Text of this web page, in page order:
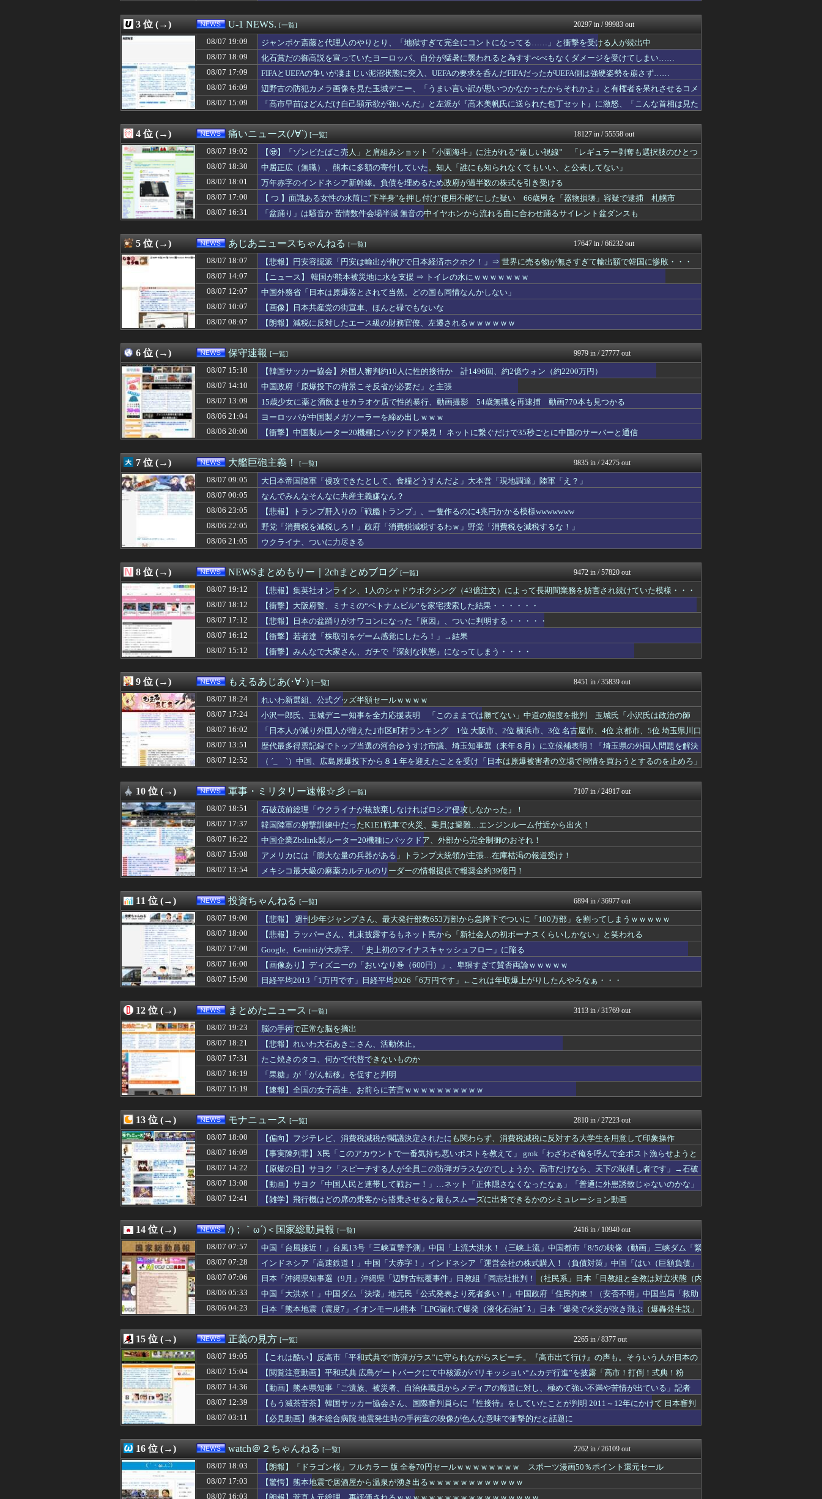
08/07 18:08
【！】左派「広島平和式典で女子児童を警察が取り押さえて無理矢理、排除しました！...
政経ワロスまとめニュース♪
08/07 18:07
【悲報】円安容認派「円安は輸出が伸びで日本経済ホクホク！」⇒ 世界に売る物が無...
あじあニュースちゃんねる
08/07 18:05
危険物乙4さん合格率30%の難関試験になる
ふぇー速
【朗報】「ドラゴン桜」フルカラー 版 全巻70円セールｗｗｗｗｗｗｗｗ スポー...
watch＠２ちゃんねる
08/07 18:01
万年赤字のインドネシア新幹線。負債を埋めるため政府が過半数の株式を引き受ける
痛いニュース(ﾉ∀`)
08/07 18:00
【悲報】ラッパーさん、札束披露するもネット民から「新社会人の初ボーナスくらいし...
投資ちゃんねる
08/07 18:00
【人口】日本人が減り「外国人が増えた」市区町村ランキング…5位は埼玉県川口市、...
黒マッチョニュース
08/07 18:00
中国外交部「日本は被害者面やめて、原爆落とされた状況を反省すべき」
オレ的ゲーム速報＠刃
08/07 18:00
【偏向】フジテレビ、消費税減税が閣議決定されたにも関わらず、消費税減税に反対す...
モナニュース
08/07 18:00
【人口】日本人が減り「外国人が増えた」市区町村ランキング…5位は埼玉県川口市、...
みそパンNEWS
08/07 18:00
コンゴ民主、銅・コバルト精鉱の輸出禁止 国内加工促進へ
常識的に考えた
08/07 18:00
文在寅、航空未経験の娘婿を重役にして収賄で起訴された
ネトウヨにゅーす
08/07 17:55
中国にて、誰も欲しがらないEVを「売れたこと」にして補助金を騙し取る事案が横行...
国難にあってもの申す！！
08/07 17:51
ALLDOCUBEの新型8.8インチタブレット｢iPlay 80 mini T...
理想ちゃんねる
08/07 17:40
X民「クレーンゲームで飲むヨーグルト取れた！ちゃんと冷蔵庫で冷やされてたし問題...
オレ的ゲーム速報＠刃
08/07 17:37
韓国陸軍の射撃訓練中だったK1E1戦車で火災、乗員は避難…エンジンルーム付近か...
軍事・ミリタリー速報☆彡
08/07 17:31
たこ焼きのタコ、何かで代替できないものか
まとめたニュース
08/07 17:30
【物議】『みいちゃん』が現実で蔑称化？近大准教授「文化芸術は人を傷つけてもよい...
アルファルファモザイク＠ネ...
08/07 17:24
小沢一郎氏、玉城デニー知事を全力応援表明 「このままでは勝てない」中道の態度を...
もえるあじあ(･∀･)
08/07 17:20
『拳闘暗黒伝セスタス』全巻「70％オフ」セール！全15巻「11,385円」→「...
オレ的ゲーム速報＠刃
08/07 17:20
【東スポ】 韓国サッカー協会 審判への性接待報道にＳＮＳ紛糾「徹底追及」「２０...
キムチ速報
いつもの自分発のブーム 〜 米国・欧州でも「韓国旅行」ブーム
反日愚国 恨寓瘻
【悲報】日本の盆踊りがオワコンになった『原因』、ついに判明する・・・・・
NEWSまとめもりー｜2c...
08/07 17:10
【速報】万年赤字のインドネシア新幹線。負債を埋めるため政府が過半数の株式を引き...
08/07 17:09
親に反抗して全く勉強しなかった俺の末路
08/07 17:09
FIFAとUEFAの争いが凄まじい泥沼状態に突入、UEFAの要求を呑んだFIF...
U-1 NEWS.
08/07 17:08
【動画】熊本病院、地震の中での手術映像がヤバすぎる → 医療機器が飛び交う激震...
08/07 17:06
百田尚樹「今、日本という家は、自ら玄関を開けて招き入れた客によって家の中が無茶...
08/07 17:03
【驚愕】熊本地震で居酒屋から温泉が湧き出るｗｗｗｗｗｗｗｗｗｗｗｗ
watch＠２ちゃんねる
08/07 17:02
【地震】東京、ドンっと揺れた地震は震度2
常識的に考えた
08/07 17:00
ホロライブ超人気VTuberさん、劇場版『メイドインアビス 目覚める神秘』の主...
オレ的ゲーム速報＠刃
08/07 17:00
【ねこ】トイレ後の“テンション爆上げ”はなぜ起こる？ 猫のトイレハイ体験談＆獣...
常識的に考えた
08/07 17:00
【 つ 】面識ある女性の水筒に"下半身"を押し付け"使用不能"にした疑い 66...
痛いニュース(ﾉ∀`)
08/07 17:00
中居正広（無職）、熊本に多額の寄付していた。知人「誰にも知られなくてもいい、と...
08/07 17:00
【京都】女性の脳腫瘍摘出手術で誤って“腫瘍の無い部位”を摘出 脳幹など損傷受け...
みそパンNEWS
08/07 17:00
Google、Geminiが大赤字、「史上初のマイナスキャッシュフロー」に陥る
投資ちゃんねる
08/07 16:41
プログラミングやりたい。人生を変えるために
かせまと！
08/07 16:31
「盆踊り」は騒音か 苦情数件会場半減 無音の中イヤホンから流れる曲に合わせ踊る...
08/07 16:30
【投資の闇】「銀行なら安心」と思って買った投資信託、11年後に確認した結果……
アルファルファモザイク＠ネ...
08/07 16:29
トランプ氏、「出産旅行」禁じる大統領令 米国籍取得を目的とした中国人らの渡米を...
日本第一！ニュース録
08/07 16:26
映画｢ちいかわ 人魚の島のひみつ｣公開14日間で興行収入50億円突破 最終興収...
理想ちゃんねる
08/07 16:22
中国企業Zbtlink製ルーター20機種にバックドア、外部から完全制御のおそれ...
軍事・ミリタリー速報☆彡
「果糖」が「がん転移」を促すと判明
まとめたニュース
08/07 16:12
【衝撃】若者達「株取引をゲーム感覚にしたろ！」→結果
NEWSまとめもりー｜2c...
08/07 16:10
【速報】熊本県知事、オールドメディアの被災者、遺族への取材に怒り「極めて強い不...
08/07 16:09
辺野古の防犯カメラ画像を見た玉城デニー、「うまい言い訳が思いつかなかったからそ...
U-1 NEWS.
08/07 16:09
【事実陳列罪】X民「このアカウントで一番気持ち悪いポストを教えて」 grok「...
08/07 16:05
「部活辞めたい」て教師に言うと。。。
ふぇー速
08/07 16:03
【朗報】菅直人元総理、再評価されるｗｗｗｗｗｗｗｗｗｗｗｗｗｗｗｗｗｗ
08/07 16:02
「日本人が減り外国人が増えた｣市区町村ランキング 1位 大阪市、2位 横浜市、...
もえるあじあ(･∀･)
08/07 16:01
【福岡】3年間で2億6500万円 福岡県議会「海外視察費」公表
08/07 16:00
森山裕・自民党前幹事長が明かした対中外交の大失態「高市総理の“個人的なSNS投...
08/07 16:00
かつて650万部を誇った「週刊少年ジャンプ」、発行部数が初の100万部割れ
常識的に考えた
08/07 16:00
【画像あり】ディズニーの「おいなり巻（600円）」、卑猥すぎて賛否両論ｗｗｗｗ...
投資ちゃんねる
08/07 16:00
【画像】国連、初の女性総長が誕生か この2人の一騎打ちになりそう
オレ的ゲーム速報＠刃
08/07 15:55
韓国サッカー協会 2011～12年に国際審判員らを性接待 ［8/7］
国難にあってもの申す！！
08/07 15:43
介護職だけどストレスでマジで辞めたい
08/07 15:40
韓国と台湾の輸出額ともに初の日本超え 26年上期、AI特需の恩恵で差
にゅーすアルー！
08/07 15:33
愛煙家・岸谷蘭丸「喫煙者の権利がマジで侵害されてる」と私見 「いくら税金を我々...
痛いニュース(ﾉ∀`)
08/07 15:29
8万が12万円「とても払えず」 相次ぐ家賃値上げ、どうすれば
日本第一！ニュース録
08/07 15:20
【Money1】 韓国「信用赦免を何回やっても、何回やっても」⇒ 257万人赦...
キムチ速報
08/07 15:19
【速報】全国の女子高生、お前らに苦言ｗｗｗｗｗｗｗｗｗｗ
まとめたニュース
08/07 15:19
北海道江別大学生殺人事件、主犯格の川口被告(19)に無期懲役の判決
ガハろぐNewsヽ(･ω･...
08/07 15:13
増量ファミチキ食ったか？(´・ω・｀)
理想ちゃんねる
08/07 15:12
【衝撃】みんなで大家さん、ガチで『深刻な状態』になってしまう・・・・
NEWSまとめもりー｜2c...
08/07 15:10
【韓国サッカー協会】外国人審判約10人に性的接待か 計1496回、約2億ウォン...
08/07 15:10
【速報】エッセイスト「原爆を二度と使わせてはならない」→リプ「もちろん中国の核...
おーるじゃんる
08/07 15:09
「高市早苗はどんだけ自己顕示欲が強いんだ」と左派が『高木美帆氏に送られた包丁セ...
U-1 NEWS.
08/07 15:08
アメリカには「膨大な量の兵器がある」トランプ大統領が主張…在庫枯渇の報道受け！
08/07 15:04
【閲覧注意動画】平和式典 広島ゲートパークにて中核派がバリキッショい“ムカデ行...
正義の見方
08/07 15:04
親の遺産でニート最高れす(^q^)
ふぇー速
08/07 15:03
「オーバーロード」という絵師の力で硬派ファンタジーと誤解させ人気出たなろう作品...
watch＠２ちゃんねる
08/07 15:00
任天堂、熊本地震を受け製品修理は無償対応（災害救助法適用地域） 義援金5000...
常識的に考えた
08/07 15:00
【悲報】生成AI、メモリやSSDだけでなく「マザーボード」まで値上げさせてしま...
オレ的ゲーム速報＠刃
08/07 15:00
【速報】江別大学生暴行死 “主犯格”の特定少年・川口侑斗被告に「無期懲役」の判...
みそパンNEWS
08/07 15:00
日経平均2013「1万円です」日経平均2026「6万円です」←これは年収爆上が...
投資ちゃんねる
08/07 14:55
韓国陸軍 砲撃訓練中のK1E1戦車で火災…軍「人的被害なし」 ［8/7］
国難にあってもの申す！！
08/07 14:40
トランプ氏、「出産旅行」禁じる大統領令 米国籍取得を目的とした中国人らの渡米を...
08/07 14:36
【動画】熊本県知事「ご遺族、被災者、自治体職員からメディアの報道に対し、極めて...
正義の見方
08/07 14:29
【悲報】東京都民「助けて。通勤時間減らしたいのに都心の近くが最低10万払わない...
日本第一！ニュース録
08/07 14:25
西側からの手痛い指摘に激怒した中国総領事館、「これが米国人Youtuberが紹...
U-1 NEWS.
08/07 14:22
【原爆の日】サヨク「スピーチする人が全員この防弾ガラスなのでしょうか。高市だけ...
モナニュース
08/07 14:19
中国「日本は原爆被害者の立場で同情を買おうとするのを止めろ」
まとめたニュース
08/07 14:12
【警告】住宅ローン、ガチでヤバくなるぞ・・・・・
08/07 14:10
中国政府「原爆投下の背景こそ反省が必要だ」と主張
08/07 14:10
【速報】パさん「平和を願う式典なのに防弾ガラスと防弾バッグSP」安倍元首相の悲...
おーるじゃんる
08/07 14:07
【ニュース】 韓国が熊本被災地に水を支援 ⇒ トイレの水にｗｗｗｗｗｗｗ
あじあニュースちゃんねる
08/07 14:03
【悲報】小学館の編集者「服脱いで、胸見せて」 グラビア志望の女性に迫った過激要...
08/07 14:00
【思いやり予算】実務協議開始 米、増額要求の構え
08/07 14:00
円安打開のため「大きな借り」作った日本政府、米国求める「転換」…日銀「利上げ圧...
黒マッチョニュース
08/07 14:00
愛煙家「喫煙者の権利がマジで侵害されてる。これ合法ですから。いくら税金を我々が...
オレ的ゲーム速報＠刃
08/07 13:55
消費税減税に反旗…小渕優子氏の主張に「さっさと離党すればいいのに」SNSで逆風...
国難にあってもの申す！！
08/07 13:54
メキシコ最大級の麻薬カルテルのリーダーの情報提供で報奨金約39億円！
軍事・ミリタリー速報☆彡
08/07 13:51
MEGAドン・キホーテ姫路広畑店の露店で販売された｢うなぎのかば焼き｣で食中毒...
理想ちゃんねる
08/07 13:51
歴代最多得票記録でトップ当選の河合ゆうすけ市議、埼玉知事選（来年８月）に立候補...
もえるあじあ(･∀･)
08/07 13:49
高市首相の熊本視察動画にケチを付けたタレント、「正体バレバレよな」と黒電話の呼...
U-1 NEWS.
08/07 13:40
経済大国の日本、世界に売るものがなさすぎて史上初めて韓国台湾に輸出額抜かされ置...
にゅーすアルー！
08/07 13:38
【大阪】マスコミ「警察官が発砲し“刃物男”死亡！」 → ネットで拡散された現場...
政経ワロスまとめニュース♪
08/07 13:29
共産党「これは酷い…京都市でマイナンバーカードを持たない29万人がポイント給付...
日本第一！ニュース録
08/07 13:20
韓国の人気コーヒーチェーン「ペクスダバン」が日本初上陸！東京・新橋に1号店オー...
キムチ速報
08/07 13:19
外人、スクエニの真実に気付く
まとめたニュース
08/07 13:15
氷山の一角ニダ！ 〜 【聯合ニュース】 韓国サッカー協会 2011～12年に国...
反日愚国 恨寓瘻
08/07 13:12
【悲報】秋田さん、なぜかUAEから目をつけられ2,000,000,000,00...
NEWSまとめもりー｜2c...
08/07 13:12
実質消費支出は7カ月連続のマイナス、前年同月比3.3%減－6月
かせまと！
08/07 13:10
中国、止められないEV製造 売れず在庫山積み「売れたこと」にして補助金を騙し取...
おーるじゃんる
08/07 13:09
15歳少女に薬と酒飲ませカラオケ店で性的暴行、動画撮影 54歳無職を再逮捕 動...
保守速報
08/07 13:08
【動画】サヨク「中国人民と連帯して戦おー！」…ネット「正体隠さなくなったなぁ」...
モナニュース
08/07 13:03
【画像】高市早苗、殺されることに怯え始めるwwwwwwwww
watch＠２ちゃんねる
08/07 13:00
【消費減税閣議決定】「反対」の財務省敗北 首相の不信根強く 人事介入をちらつか...
常識的に考えた
08/07 13:00
【文科省】女性研究者支援に補助、１大学に年間５０００万円…出産・子育と両立でき... みそパンNEWS
3 位 (→) U-1 NEWS. [一覧] 20297 in / 99983 out
08/07 19:09
ジャンポケ斎藤と代理人のやりとり、「地獄すぎて完全にコントになってる……」と衝撃を受ける人が続出中
08/07 18:09
化石賞だの御高説を宣っていたヨーロッパ、自分が猛暑に襲われると為すすべべもなくダメージを受けてしまい……
08/07 17:09
FIFAとUEFAの争いが凄まじい泥沼状態に突入、UEFAの要求を呑んだFIFAだったがUEFA側は強硬姿勢を崩さず……
08/07 16:09
辺野古の防犯カメラ画像を見た玉城デニー、「うまい言い訳が思いつかなかったからそれかよ」と有権者を呆れさせるコメ
ントを……
08/07 15:09
「高市早苗はどんだけ自己顕示欲が強いんだ」と左派が『高木美帆氏に送られた包丁セット』に激怒、「こんな首相は見た
4 位 (→) 痛いニュース(ﾉ∀`) [一覧] 18127 in / 55558 out
08/07 19:02
【🧟】「ゾンビたばこ売人」と肩組みショット「小園海斗」に注がれる“厳しい視線” 「レギュラー剥奪も選択肢のひとつ
に」
08/07 18:30
中居正広（無職）、熊本に多額の寄付していた。知人「誰にも知られなくてもいい、と公表してない」
08/07 18:01
万年赤字のインドネシア新幹線。負債を埋めるため政府が過半数の株式を引き受ける
08/07 17:00
【 つ 】面識ある女性の水筒に"下半身"を押し付け"使用不能"にした疑い 66歳男を「器物損壊」容疑で逮捕 札幌市
08/07 16:31
「盆踊り」は騒音か 苦情数件会場半減 無音の中イヤホンから流れる曲に合わせ踊るサイレント盆ダンスも
5 位 (→) あじあニュースちゃんねる [一覧] 17647 in / 66232 out
08/07 18:07
【悲報】円安容認派「円安は輸出が伸びで日本経済ホクホク！」⇒ 世界に売る物が無さすぎて輸出額で韓国に惨敗・・・
08/07 14:07
【ニュース】 韓国が熊本被災地に水を支援 ⇒ トイレの水にｗｗｗｗｗｗｗ
08/07 12:07
中国外務省「日本は原爆落とされて当然。どの国も同情なんかしない」
08/07 10:07
【画像】日本共産党の街宣車、ほんと碌でもないな
08/07 08:07
【朗報】減税に反対したエース級の財務官僚、左遷されるｗｗｗｗｗｗ
6 位 (→) 保守速報 [一覧] 9979 in / 27777 out
08/07 15:10
【韓国サッカー協会】外国人審判約10人に性的接待か 計1496回、約2億ウォン（約2200万円）
08/07 14:10
中国政府「原爆投下の背景こそ反省が必要だ」と主張
08/07 13:09
15歳少女に薬と酒飲ませカラオケ店で性的暴行、動画撮影 54歳無職を再逮捕 動画770本も見つかる
08/06 21:04
ヨーロッパが中国製メガソーラーを締め出しｗｗｗ
08/06 20:00
【衝撃】中国製ルーター20機種にバックドア発見！ ネットに繋ぐだけで35秒ごとに中国のサーバーと通信
7 位 (→) 大艦巨砲主義！ [一覧] 9835 in / 24275 out
08/07 09:05
大日本帝国陸軍「侵攻できたとして、食糧どうすんだよ」大本営「現地調達」陸軍「え？」
08/07 00:05
なんでみんなそんなに共産主義嫌なん？
08/06 23:05
【悲報】トランプ肝入りの「戦艦トランプ」、一隻作るのに4兆円かかる模様wwwwwww
08/06 22:05
野党「消費税を減税しろ！」政府「消費税減税するわｗ」野党「消費税を減税するな！」
08/06 21:05
ウクライナ、ついに力尽きる
8 位 (→) NEWSまとめもりー｜2chまとめブログ [一覧] 9472 in / 57820 out
08/07 19:12
【悲報】集英社オンライン、1人のシャドウボクシング（43億注文）によって長期間業務を妨害され続けていた模様・・・
08/07 18:12
【衝撃】大阪府警、ミナミの“ベトナムビル”を家宅捜索した結果・・・・・・
08/07 17:12
【悲報】日本の盆踊りがオワコンになった『原因』、ついに判明する・・・・・
08/07 16:12
【衝撃】若者達「株取引をゲーム感覚にしたろ！」→結果
08/07 15:12
【衝撃】みんなで大家さん、ガチで『深刻な状態』になってしまう・・・・
9 位 (→) もえるあじあ(･∀･) [一覧] 8451 in / 35839 out
08/07 18:24
れいわ新選組、公式グッズ半額セールｗｗｗｗ
08/07 17:24
小沢一郎氏、玉城デニー知事を全力応援表明 「このままでは勝てない」中道の態度を批判 玉城氏「小沢氏は政治の師
匠」※中道は支援表明せず
08/07 16:02
「日本人が減り外国人が増えた｣市区町村ランキング 1位 大阪市、2位 横浜市、3位 名古屋市、4位 京都市、5位 埼玉県川口
市
08/07 13:51
歴代最多得票記録でトップ当選の河合ゆうすけ市議、埼玉知事選（来年８月）に立候補表明！「埼玉県の外国人問題を解決
するには、知事選で保守の政治家が立ち上がるしかない」保守一本化を訴え
08/07 12:52 （ ´_ゝ`）中国、広島原爆投下から８１年を迎えたことを受け「日本は原爆被害者の立場で同情を買おうとするのを止めろ」
10 位 (→) 軍事・ミリタリー速報☆彡 [一覧] 7107 in / 24917 out
08/07 18:51
石破茂前総理「ウクライナが核放棄しなければロシア侵攻しなかった」！
08/07 17:37
韓国陸軍の射撃訓練中だったK1E1戦車で火災、乗員は避難…エンジンルーム付近から出火！
08/07 16:22
中国企業Zbtlink製ルーター20機種にバックドア、外部から完全制御のおそれ！
08/07 15:08
アメリカには「膨大な量の兵器がある」トランプ大統領が主張…在庫枯渇の報道受け！
08/07 13:54
メキシコ最大級の麻薬カルテルのリーダーの情報提供で報奨金約39億円！
11 位 (→) 投資ちゃんねる [一覧] 6894 in / 36977 out
08/07 19:00
【悲報】 週刊少年ジャンプさん、最大発行部数653万部から急降下でついに「100万部」を割ってしまうｗｗｗｗｗ
08/07 18:00
【悲報】ラッパーさん、札束披露するもネット民から「新社会人の初ボーナスくらいしかない」と笑われる
08/07 17:00
Google、Geminiが大赤字、「史上初のマイナスキャッシュフロー」に陥る
08/07 16:00
【画像あり】ディズニーの「おいなり巻（600円）」、卑猥すぎて賛否両論ｗｗｗｗｗ
08/07 15:00
日経平均2013「1万円です」日経平均2026「6万円です」←これは年収爆上がりしたんやろなぁ・・・
12 位 (→) まとめたニュース [一覧] 3113 in / 31769 out
08/07 19:23
脳の手術で正常な脳を摘出
08/07 18:21
【悲報】れいわ大石あきこさん、活動休止。
08/07 17:31
たこ焼きのタコ、何かで代替できないものか
08/07 16:19
「果糖」が「がん転移」を促すと判明
08/07 15:19
【速報】全国の女子高生、お前らに苦言ｗｗｗｗｗｗｗｗｗｗ
13 位 (→) モナニュース [一覧] 2810 in / 27223 out
08/07 18:00
【偏向】フジテレビ、消費税減税が閣議決定されたにも関わらず、消費税減税に反対する大学生を用意して印象操作
08/07 16:09
【事実陳列罪】X民「このアカウントで一番気持ち悪いポストを教えて」 grok「わざわざ俺を呼んで全ポスト漁らせようと
してるこのポストが一番気持ち悪い」
08/07 14:22
【原爆の日】サヨク「スピーチする人が全員この防弾ガラスなのでしょうか。高市だけなら、天下の恥晒し者です」→石破
茂も防弾ガラスで演説してました
08/07 13:08
【動画】サヨク「中国人民と連帯して戦おー！」…ネット「正体隠さなくなったなぁ」「普通に外患誘致じゃないのかな」
08/07 12:41
【雑学】飛行機はどの席の乗客から搭乗させると最もスムーズに出発できるかのシミュレーション動画
14 位 (→) /)；｀ω´)＜国家総動員報 [一覧] 2416 in / 10940 out
08/07 07:57
中国「台風接近！」台風13号「三峡直撃予測」中国「上流大洪水！（三峡上流」中国都市「8/5の映像（動画」三峡ダム「緊
急放流（決壊危機」中国「下流大水害（震え声」→
08/07 07:28
インドネシア「高速鉄道！」中国「大赤字！」インドネシア「運営会社の株式購入！（負債対策」中国「はい（巨額負債」
インドネシア「700km延伸計画！（実質中止」→
08/07 07:06
日本「沖縄県知事選（9月」沖縄県「辺野古転覆事件」日教組「同志社批判！（社民系」日本「日教組と全教は対立状態（内
ｹﾞﾊﾞ」特別調査委員会「同志社に猛省促す」→
08/06 05:33
中国「大洪水！」中国ダム「決壊」地元民「公式発表より死者多い！」中国政府「住民拘束！（安否不明」中国当局「救助
隊動画も削除」台風13号「三峡ﾀﾞﾑ接近中」→
08/06 04:23
日本「熊本地震（震度7」イオンモール熊本「LPG漏れて爆発（液化石油ｶﾞｽ」日本「爆発で火災が吹き飛ぶ（爆轟発生説」
15 位 (→) 正義の見方 [一覧] 2265 in / 8377 out
08/07 19:05
【これは酷い】反高市「平和式典で“防弾ガラス”に守られながらスピーチ。『高市出て行け』の声も。そういう人が日本の
総理」→ツッコミ多数「石破さんの時からだよ」
08/07 15:04
【閲覧注意動画】平和式典 広島ゲートパークにて中核派がバリキッショい“ムカデ行進”を披露「高市！打倒！式典！粉
砕！」
08/07 14:36
【動画】熊本県知事「ご遺族、被災者、自治体職員からメディアの報道に対し、極めて強い不満や苦情が出ている」記者
「具体的には？」→
08/07 12:39
【もう滅茶苦茶】韓国サッカー協会さん、国際審判員らに『性接待』をしていたことが判明 2011～12年にかけて 日本審判
も対象との指摘も
08/07 03:11 【必見動画】熊本総合病院 地震発生時の手術室の映像が色んな意味で衝撃的だと話題に
16 位 (→) watch＠２ちゃんねる [一覧] 2262 in / 26109 out
08/07 18:03
【朗報】「ドラゴン桜」フルカラー 版 全巻70円セールｗｗｗｗｗｗｗｗ スポーツ漫画50％ポイント還元セール
08/07 17:03
【驚愕】熊本地震で居酒屋から温泉が湧き出るｗｗｗｗｗｗｗｗｗｗｗｗ
08/07 16:03